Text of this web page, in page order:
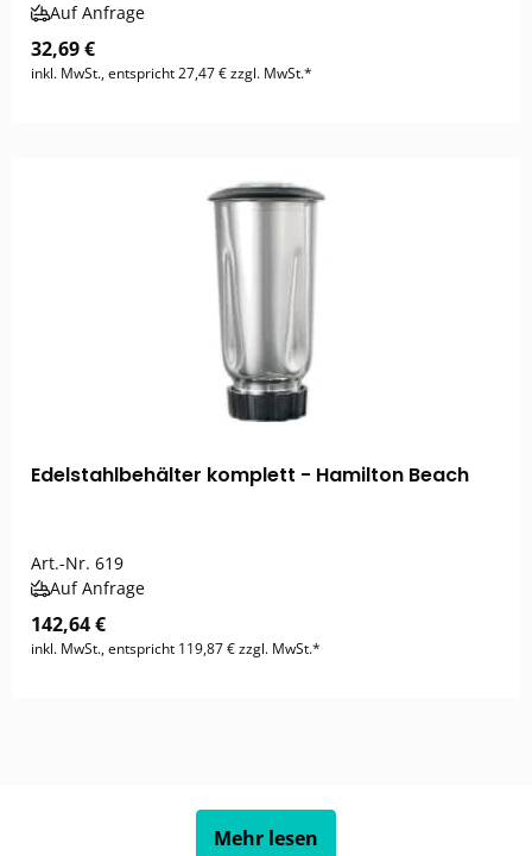
Auf Anfrage
32,69 €
inkl. MwSt., entspricht 27,47 € zzgl. MwSt.*
Edelstahlbehälter komplett - Hamilton Beach
Art.-Nr. 619
Auf Anfrage
142,64 €
inkl. MwSt., entspricht 119,87 € zzgl. MwSt.*
Mehr lesen